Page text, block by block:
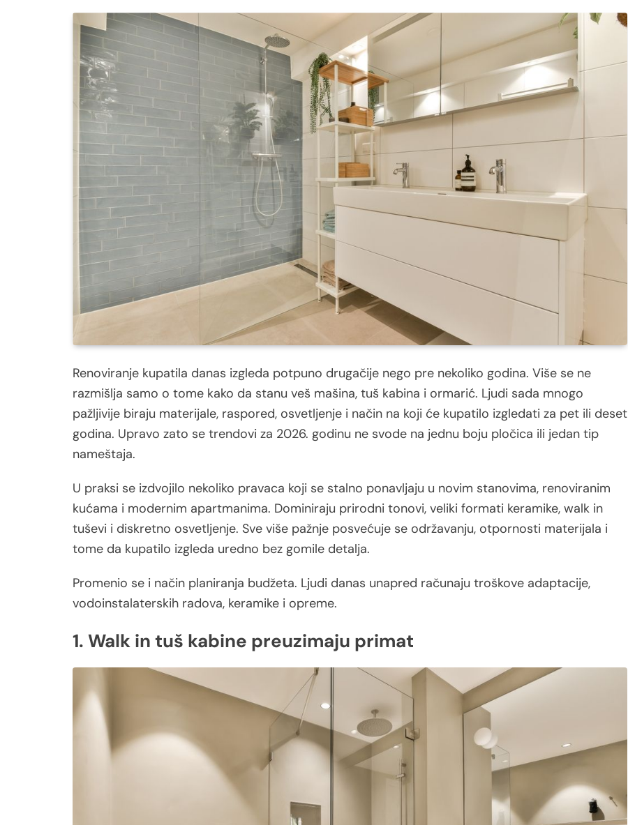
Renoviranje kupatila danas izgleda potpuno drugačije nego pre nekoliko godina. Više se ne
razmišlja samo o tome kako da stanu veš mašina, tuš kabina i ormarić. Ljudi sada mnogo
pažljivije biraju materijale, raspored, osvetljenje i način na koji će kupatilo izgledati za pet ili deset
godina. Upravo zato se trendovi za 2026. godinu ne svode na jednu boju pločica ili jedan tip
nameštaja.
U praksi se izdvojilo nekoliko pravaca koji se stalno ponavljaju u novim stanovima, renoviranim
kućama i modernim apartmanima. Dominiraju prirodni tonovi, veliki formati keramike, walk in
tuševi i diskretno osvetljenje. Sve više pažnje posvećuje se održavanju, otpornosti materijala i
tome da kupatilo izgleda uredno bez gomile detalja.
Promenio se i način planiranja budžeta. Ljudi danas unapred računaju troškove adaptacije,
vodoinstalaterskih radova, keramike i opreme.
1. Walk in tuš kabine preuzimaju primat